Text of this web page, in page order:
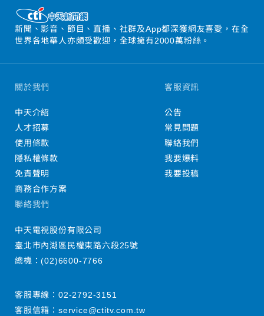
新聞、影音、節目、直播、社群及App都深獲網友喜愛，在全
世界各地華人亦頗受歡迎，全球擁有2000萬粉絲。
關於我們
中天介紹
人才招募
使用條款
隱私權條款
免責聲明
商務合作方案
客服資訊
公告
常見問題
聯絡我們
我要爆料
我要投稿
聯絡我們
中天電視股份有限公司
臺北市內湖區民權東路六段25號
總機：(02)6600-7766
客服專線： 02-2792-3151
客服信箱： service@ctitv.com.tw